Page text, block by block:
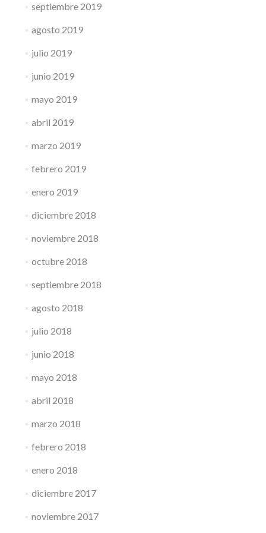
septiembre 2019
agosto 2019
julio 2019
junio 2019
mayo 2019
abril 2019
marzo 2019
febrero 2019
enero 2019
diciembre 2018
noviembre 2018
octubre 2018
septiembre 2018
agosto 2018
julio 2018
junio 2018
mayo 2018
abril 2018
marzo 2018
febrero 2018
enero 2018
diciembre 2017
noviembre 2017